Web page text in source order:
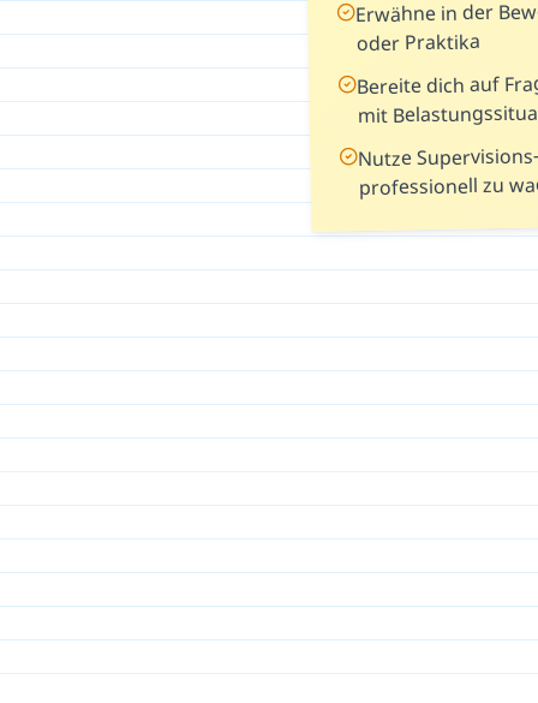
Erwähne in der
oder Praktika
Bereite dich auf
mit
Nutze
professionell zu